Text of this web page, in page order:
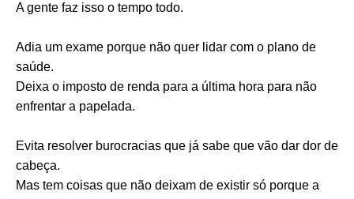
A gente faz isso o tempo todo.
Adia um exame porque não quer lidar com o plano de
saúde.
Deixa o imposto de renda para a última hora para não
enfrentar a papelada.
Evita resolver burocracias que já sabe que vão dar dor de
cabeça.
Mas tem coisas que não deixam de existir só porque a